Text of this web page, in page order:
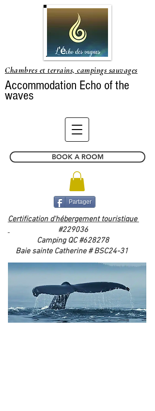
Accommodation Echo of the
waves
BOOK A ROOM
Partager
Chambres et terrains, campings sauvages
Certification d'hébergement touristique
#229036
Camping QC #628278
Baie sainte Catherine # BSC24-31